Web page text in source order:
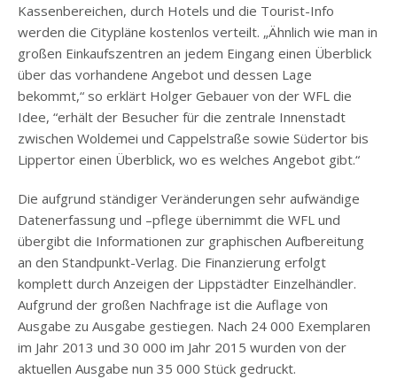
Kassenbereichen, durch Hotels und die Tourist-Info
werden die Citypläne kostenlos verteilt. „Ähnlich wie man in
großen Einkaufszentren an jedem Eingang einen Überblick
über das vorhandene Angebot und dessen Lage
bekommt,“ so erklärt Holger Gebauer von der WFL die
Idee, “erhält der Besucher für die zentrale Innenstadt
zwischen Woldemei und Cappelstraße sowie Südertor bis
Lippertor einen Überblick, wo es welches Angebot gibt.“
Die aufgrund ständiger Veränderungen sehr aufwändige
Datenerfassung und –pflege übernimmt die WFL und
übergibt die Informationen zur graphischen Aufbereitung
an den Standpunkt-Verlag. Die Finanzierung erfolgt
komplett durch Anzeigen der Lippstädter Einzelhändler.
Aufgrund der großen Nachfrage ist die Auflage von
Ausgabe zu Ausgabe gestiegen. Nach 24 000 Exemplaren
im Jahr 2013 und 30 000 im Jahr 2015 wurden von der
aktuellen Ausgabe nun 35 000 Stück gedruckt.